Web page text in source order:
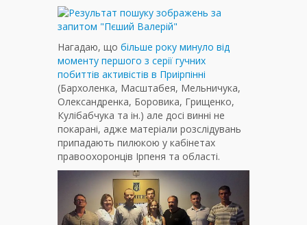
Нагадаю, що більше року минуло від
моменту першого з серії гучних
побиттів активістів в Приірпінні
(Бархоленка, Масштабея, Мельничука,
Олександренка, Боровика, Грищенко,
Кулібабчука та ін.) але досі винні не
покарані, адже матеріали розслідувань
припадають пилюкою у кабінетах
правоохоронців Ірпеня та області.